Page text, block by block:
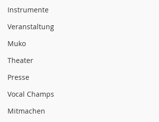
Instrumente
Veranstaltung
Muko
Theater
Presse
Vocal Champs
Mitmachen